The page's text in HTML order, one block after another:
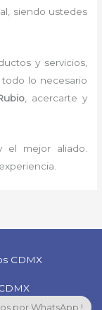
siendo ustedes
y servicios,
lo necesario
, acercarte y
el mejor aliado.
CDMX
por WhatsApp !